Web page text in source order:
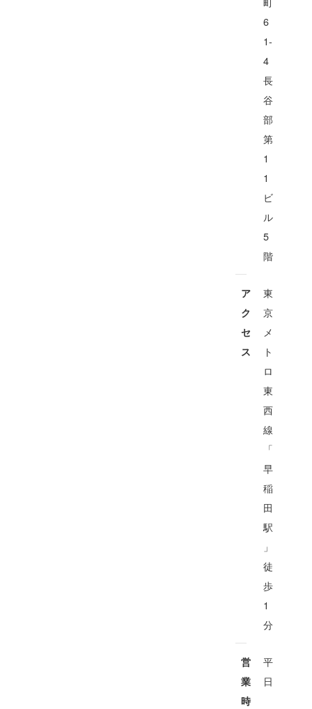
6
1-
4
長
谷
部
第
1
1
ビ
ル
5
階
ア
ク
セ
ス
東
京
メ
ト
ロ
東
西
線
「
早
稲
田
駅
」
徒
歩
1
分
営
業
時
平
日